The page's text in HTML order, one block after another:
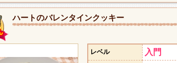
ハートのバレンタインクッキー
レベル 入門